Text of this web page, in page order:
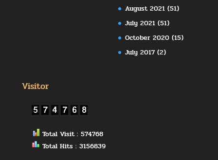
August 2021 (51)
July 2021 (51)
October 2020 (15)
July 2017 (2)
Visitor
Total Visit : 574768
Total Hits : 3156839